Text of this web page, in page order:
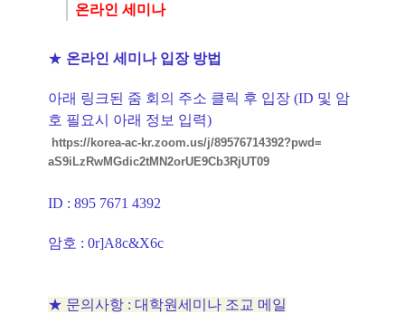
온라인 세미나
★ 온라인 세미나 입장 방법
아래 링크된 줌 회의 주소 클릭 후 입장 (ID 및 암
호 필요시 아래 정보 입력)
https://korea-ac-kr.zoom.us/j/89576714392?pwd=
aS9iLzRwMGdic2tMN2orUE9Cb3RjUT09
ID : 895 7671 4392
암호 : 0r]A8c&X6c
★ 문의사항 : 대학원세미나 조교 메일